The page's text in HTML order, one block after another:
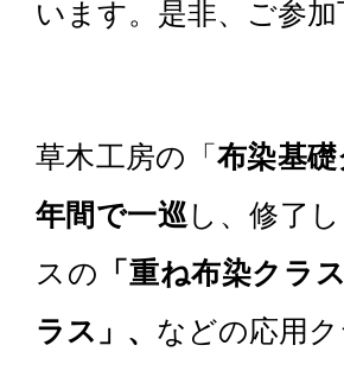
います。是非、ご参加
草木工房の「布染基
年間で一巡 し、修了
スの 「重ね布染クラ
ラス」、 などの応用